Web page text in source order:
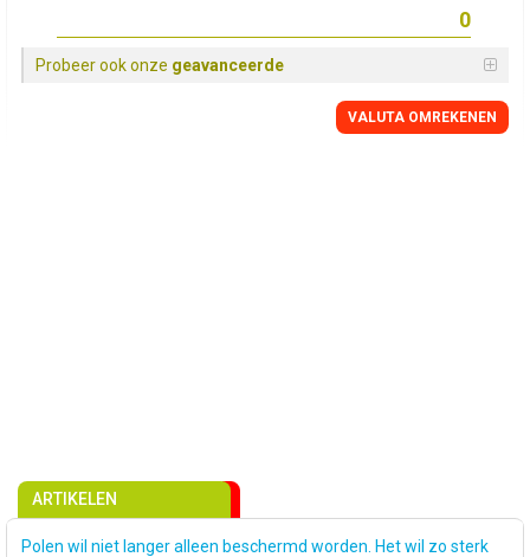
Probeer ook onze geavanceerde
VALUTA OMREKENEN
ARTIKELEN
Polen wil niet langer alleen beschermd worden. Het wil zo sterk